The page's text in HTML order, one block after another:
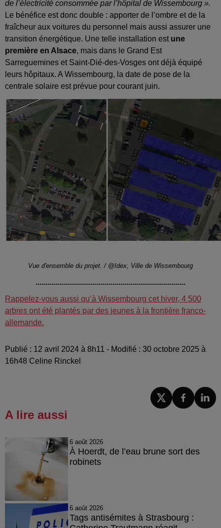
de l’électricité consommée par l’hôpital de Wissembourg ».
Le bénéfice est donc double : apporter de l’ombre et de la
fraîcheur aux voitures du personnel mais aussi assurer une
transition énergétique. Une telle installation est une
première en Alsace, mais dans le Grand Est
Sarreguemines et Saint-Dié-des-Vosges ont déjà équipé
leurs hôpitaux. A Wissembourg, la date de pose de la
centrale solaire est prévue pour courant juin.
Vue d'ensemble du projet. / @Idex, Ville de Wissembourg
............................................................................
Rappelez-vous aussi qu’à Wissembourg cet hiver, 4 500
arbres ont été plantés par des jeunes à la frontière franco-
allemande.
Publié : 12 avril 2024 à 8h11 - Modifié : 30 octobre 2025 à
16h48 Celine Rinckel
A lire aussi
6 août 2026
À Hoerdt, de l’eau brune sort des
robinets
6 août 2026
Tags antisémites à Strasbourg :